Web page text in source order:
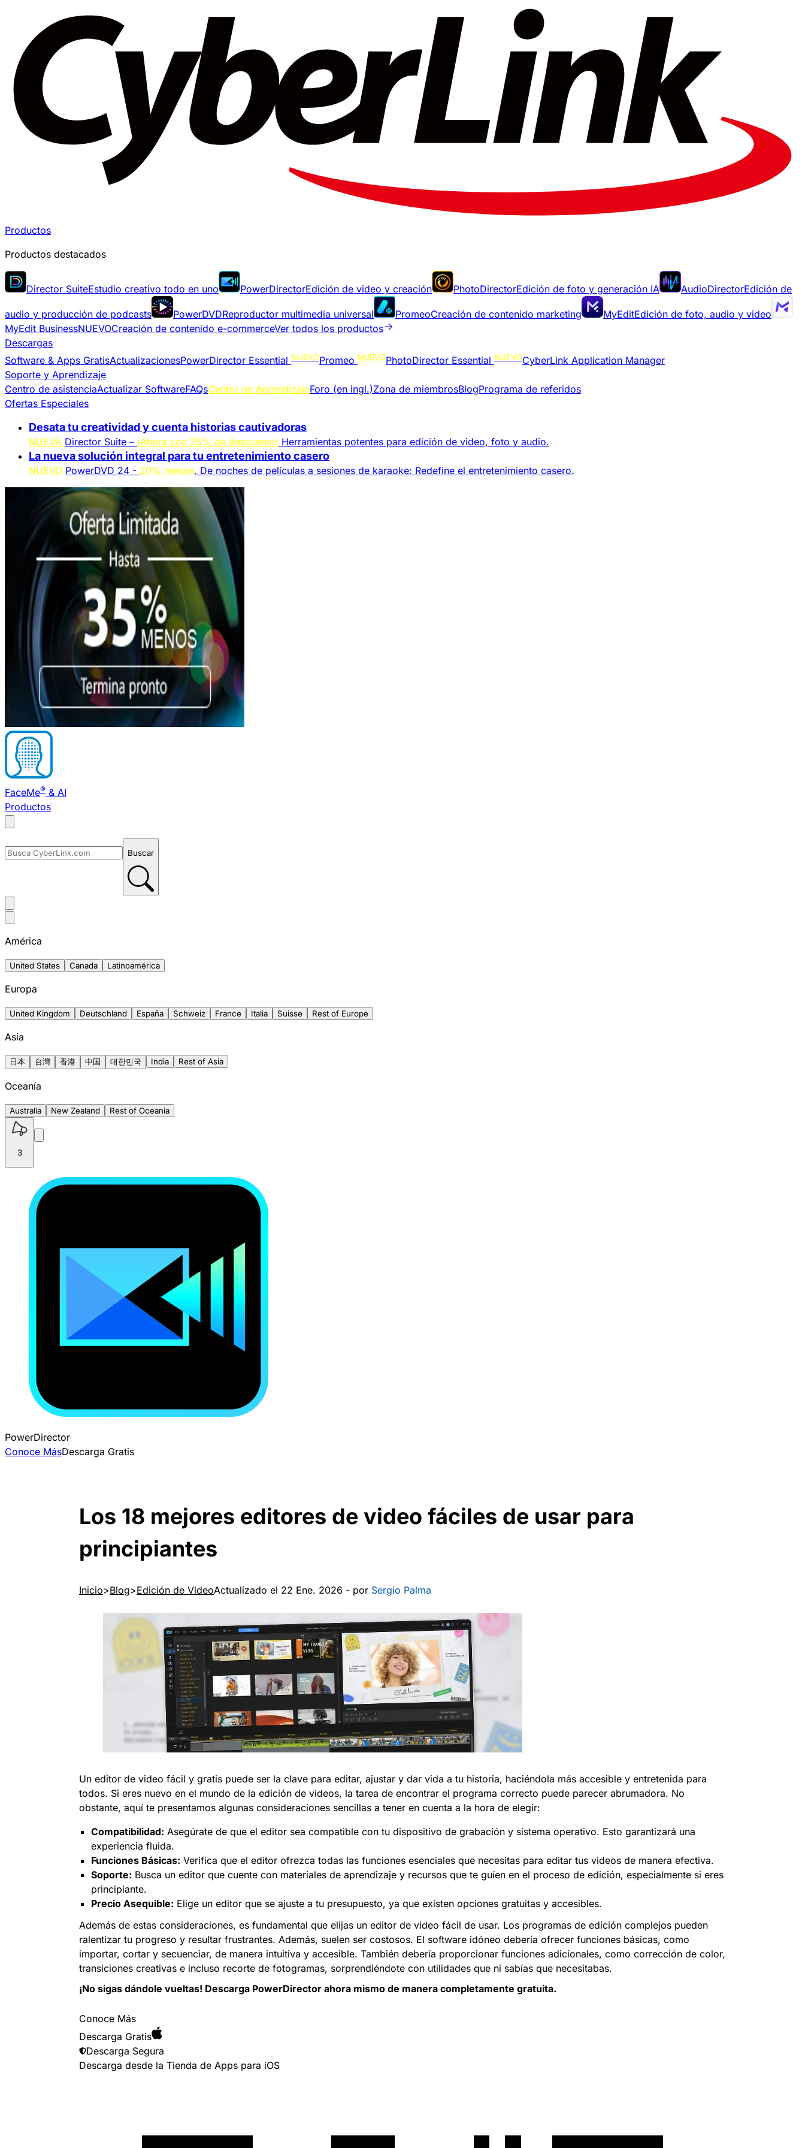
Productos
Productos destacados
Director SuiteEstudio creativo todo en uno PowerDirectorEdición de video y creación PhotoDirectorEdición de foto y generación IA AudioDirectorEdición de
audio y producción de podcasts PowerDVDReproductor multimedia universal PromeoCreación de contenido marketing MyEditEdición de foto, audio y video
MyEdit BusinessNUEVOCreación de contenido e-commerceVer todos los productos
Descargas
Software & Apps GratisActualizacionesPowerDirector Essential NUEVOPromeo NUEVOPhotoDirector Essential NUEVOCyberLink Application Manager
Soporte y Aprendizaje
Centro de asistenciaActualizar SoftwareFAQsCentro de AprendizajeForo (en ingl.)Zona de miembrosBlogPrograma de referidos
Ofertas Especiales
Desata tu creatividad y cuenta historias cautivadoras
NUEVA Director Suite – ¡Ahora con 25% de descuento! Herramientas potentes para edición de video, foto y audio.
La nueva solución integral para tu entretenimiento casero
NUEVO PowerDVD 24 - 20% menos. De noches de películas a sesiones de karaoke: Redefine el entretenimiento casero.
FaceMe® & AI
Productos
Buscar
América
United States Canada Latinoamérica
Europa
United Kingdom Deutschland España Schweiz France Italia Suisse Rest of Europe
Asia
日本 台灣 香港 中国 대한민국 India Rest of Asia
Oceanía
Australia New Zealand Rest of Oceania
3
PowerDirector
Conoce MásDescarga Gratis
Los 18 mejores editores de video fáciles de usar para
principiantes
Inicio Blog Edición de VideoActualizado el 22 Ene. 2026 - por Sergio Palma
Un editor de video fácil y gratis puede ser la clave para editar, ajustar y dar vida a tu historia, haciéndola más accesible y entretenida para
todos. Si eres nuevo en el mundo de la edición de videos, la tarea de encontrar el programa correcto puede parecer abrumadora. No
obstante, aquí te presentamos algunas consideraciones sencillas a tener en cuenta a la hora de elegir:
Compatibilidad: Asegúrate de que el editor sea compatible con tu dispositivo de grabación y sistema operativo. Esto garantizará una
experiencia fluida.
Funciones Básicas: Verifica que el editor ofrezca todas las funciones esenciales que necesitas para editar tus videos de manera efectiva.
Soporte: Busca un editor que cuente con materiales de aprendizaje y recursos que te guíen en el proceso de edición, especialmente si eres
principiante.
Precio Asequible: Elige un editor que se ajuste a tu presupuesto, ya que existen opciones gratuitas y accesibles.
Además de estas consideraciones, es fundamental que elijas un editor de video fácil de usar. Los programas de edición complejos pueden
ralentizar tu progreso y resultar frustrantes. Además, suelen ser costosos. El software idóneo debería ofrecer funciones básicas, como
importar, cortar y secuenciar, de manera intuitiva y accesible. También debería proporcionar funciones adicionales, como corrección de color,
transiciones creativas e incluso recorte de fotogramas, sorprendiéndote con utilidades que ni sabías que necesitabas.
¡No sigas dándole vueltas! Descarga PowerDirector ahora mismo de manera completamente gratuita.
Conoce Más
Descarga Gratis
Descarga Segura
Descarga desde la Tienda de Apps para iOS